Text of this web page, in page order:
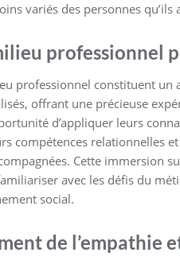
variés des personnes
professionnel
professionnel constituent
offrant une précieuse
d’appliquer leurs
compétences relationnelles
Cette immersion
avec les défis du
social.
de l’empathie